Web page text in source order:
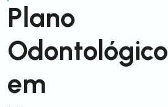
Plano
Odontológico
em